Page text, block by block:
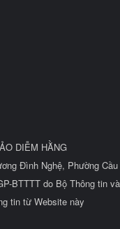
DIỄM HẰNG
Đình Nghệ, Phường
BTTTT do Bộ Thông tin
tin từ Website này